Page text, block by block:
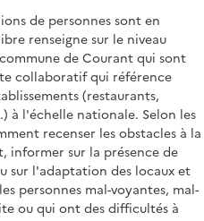
de personnes sont en
renseigne sur le niveau
de Courant qui sont
collaboratif qui référence
(restaurants,
à l'échelle nationale. Selon les
recenser les obstacles à la
informer sur la présence de
sur l'adaptation des locaux et
personnes mal-voyantes, mal-
ou qui ont des difficultés à